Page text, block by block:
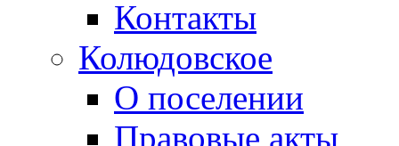
Контакты
Колюдовское
О поселении
Правовые акты